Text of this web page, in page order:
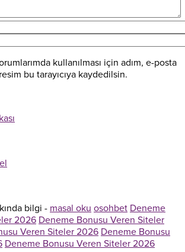
kullanılması için adım, e-posta
bu tarayıcıya kaydedilsin.
bilgi - masal oku osohbet Deneme
2026 Deneme Bonusu Veren Siteler
Veren Siteler 2026 Deneme Bonusu
Deneme Bonusu Veren Siteler 2026